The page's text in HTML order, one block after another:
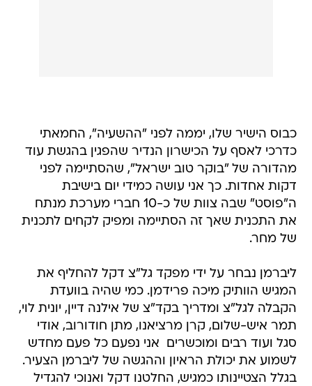
כבוס הישיר שלו, יממה לפני "ההשעיה", החמאתי
כדרכי לאסף על הכישרון הנדיר שהפגין בהגשת עוד
מהדורה של "בוקר טוב ישראל", שהסתיימה לפני
דקות אחדות. כך אני עושה כמידי יום בישיבת
ה"פוסט" שבה צוות של כ-10 חברי מערכת מנתח
את התכנית שאך זה הסתיימה ומפיק לקחים לתכנית
של מחר.
ליברמן נבחר על ידי מפקד גל"צ דקל להחליף את
המגיש הוותיק מיכה פרידמן. כמי שהיה בוועדת
הקבלה לגל"צ ומדריך בקד"צ של אילנה דיין, יונית לוי,
תמר איש-שלום, קרן מרציאנו, מתן חודורוב, אודי
סגל ועוד רבים ומוכשרים  אני נפעם כל פעם מחדש
לשמוע את יכולת הראיון וההגשה של ליברמן הצעיר.
בגלל הצטיינותו כמגיש, החלטנו דקל ואנוכי להגדיל